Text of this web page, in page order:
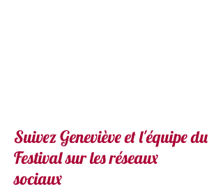
Suivez Geneviève et l'équipe du